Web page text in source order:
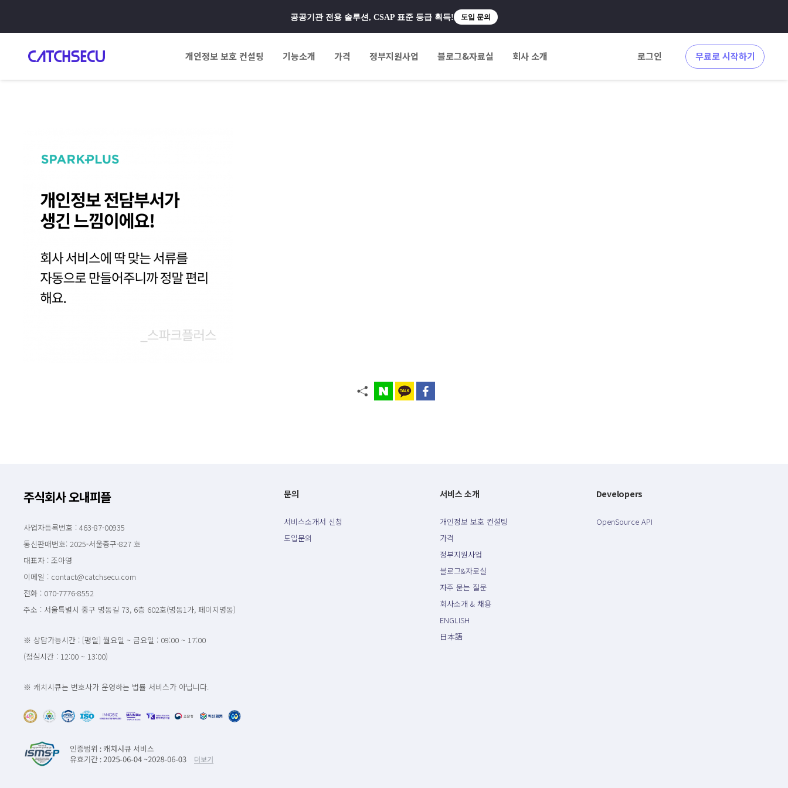
공공기관 전용 솔루션, CSAP 표준 등급 획득! 도입 문의
개인정보 보호 컨설팅 기능소개 가격 정부지원사업 블로그&자료실 회사 소개 로그인 무료로 시작하기
주식회사 오내피플
사업자등록번호 : 463-87-00935
통신판매번호: 2025-서울중구-827 호
대표자 : 조아영
이메일 : contact@catchsecu.com
전화 : 070-7776-8552
주소 : 서울특별시 중구 명동길 73, 6층 602호(명동1가, 페이지명동)
※ 상담가능시간 : [평일] 월요일 ~ 금요일 : 09:00 ~ 17:00
(점심시간 : 12:00 ~ 13:00)
※ 캐치시큐는 변호사가 운영하는 법률 서비스가 아닙니다.
문의
서비스소개서 신청
도입문의
서비스 소개
개인정보 보호 컨설팅
가격
정부지원사업
블로그&자료실
자주 묻는 질문
회사소개 & 채용
ENGLISH
日本語
Developers
OpenSource API